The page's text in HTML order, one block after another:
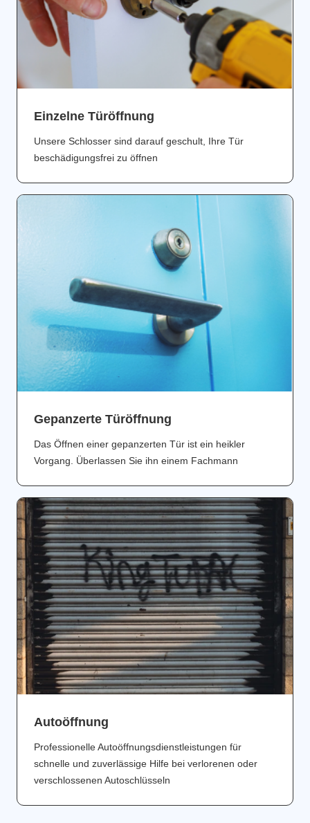
Einzelne Türöffnung
Unsere Schlosser sind darauf geschult, Ihre Tür
beschädigungsfrei zu öffnen
Gepanzerte Türöffnung
Das Öffnen einer gepanzerten Tür ist ein heikler
Vorgang. Überlassen Sie ihn einem Fachmann
Аutoöffnung
Professionelle Autoöffnungsdienstleistungen für
schnelle und zuverlässige Hilfe bei verlorenen oder
verschlossenen Autoschlüsseln